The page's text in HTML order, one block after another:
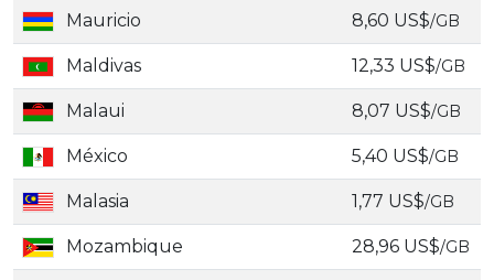
Mauricio 8,60 US$/GB
Maldivas 12,33 US$/GB
Malaui 8,07 US$/GB
México 5,40 US$/GB
Malasia 1,77 US$/GB
Mozambique 28,96 US$/GB